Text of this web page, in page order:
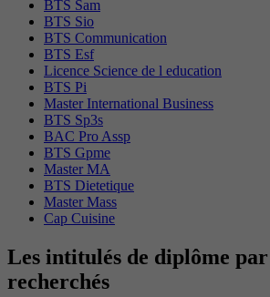
BTS Sam
BTS Sio
BTS Communication
BTS Esf
Licence Science de l education
BTS Pi
Master International Business
BTS Sp3s
BAC Pro Assp
BTS Gpme
Master MA
BTS Dietetique
Master Mass
Cap Cuisine
Les intitulés de diplôme
recherchés